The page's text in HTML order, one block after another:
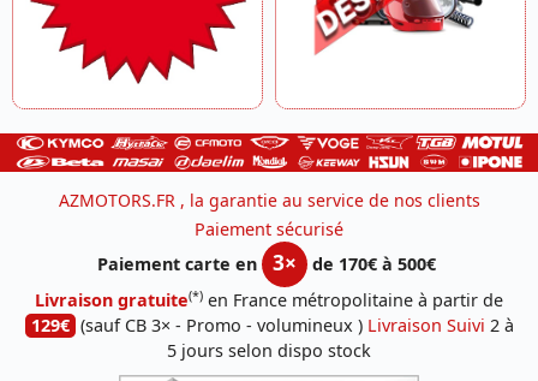
AZMOTORS.FR , la garantie au service de nos clients
Paiement sécurisé
Paiement carte en
3×
de 170€ à 500€
Livraison gratuite(*) en France métropolitaine à partir de
129€ (sauf CB 3× - Promo - volumineux ) Livraison Suivi 2 à
5 jours selon dispo stock